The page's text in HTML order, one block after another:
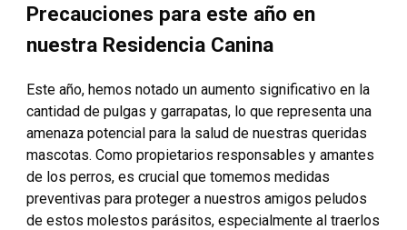
Precauciones para este año en
nuestra Residencia Canina
Este año, hemos notado un aumento significativo en la
cantidad de pulgas y garrapatas, lo que representa una
amenaza potencial para la salud de nuestras queridas
mascotas. Como propietarios responsables y amantes
de los perros, es crucial que tomemos medidas
preventivas para proteger a nuestros amigos peludos
de estos molestos parásitos, especialmente al traerlos